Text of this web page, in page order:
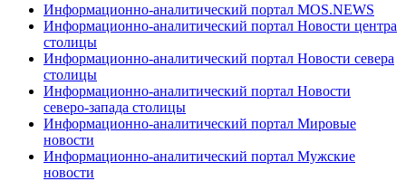
Информационно-аналитический портал MOS.NEWS
Информационно-аналитический портал Новости центра
столицы
Информационно-аналитический портал Новости севера
столицы
Информационно-аналитический портал Новости
северо-запада столицы
Информационно-аналитический портал Мировые
новости
Информационно-аналитический портал Мужские
новости